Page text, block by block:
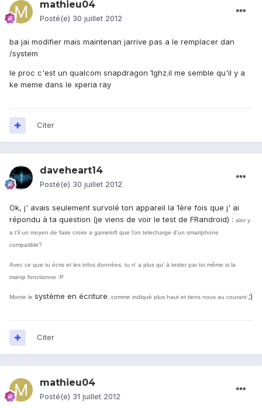
mathieu04
Posté(e) 30 juillet 2012
ba jai modifier mais maintenan jarrive pas a le remplacer dan
/system
le proc c'est un qualcom snapdragon 1ghz.il me semble qu'il y a
ke meme dans le xperia ray
Citer
daveheart14
Posté(e) 30 juillet 2012
Ok, j' avais seulement survolé ton appareil la 1ère fois que j' ai
répondu à ta question (je viens de voir le test de FRandroid) : alor y
a t'il un moyen de faire croire a gameloft que l'on telecharge d'un smartphone
compatible?
Avec ce que tu écris et les infos données, tu n' a plus qu' à tester par toi même si la
manip fonctionne :P
Monte le système en écriture, comme indiqué plus haut et tiens nous au courant ;)
Citer
mathieu04
Posté(e) 31 juillet 2012